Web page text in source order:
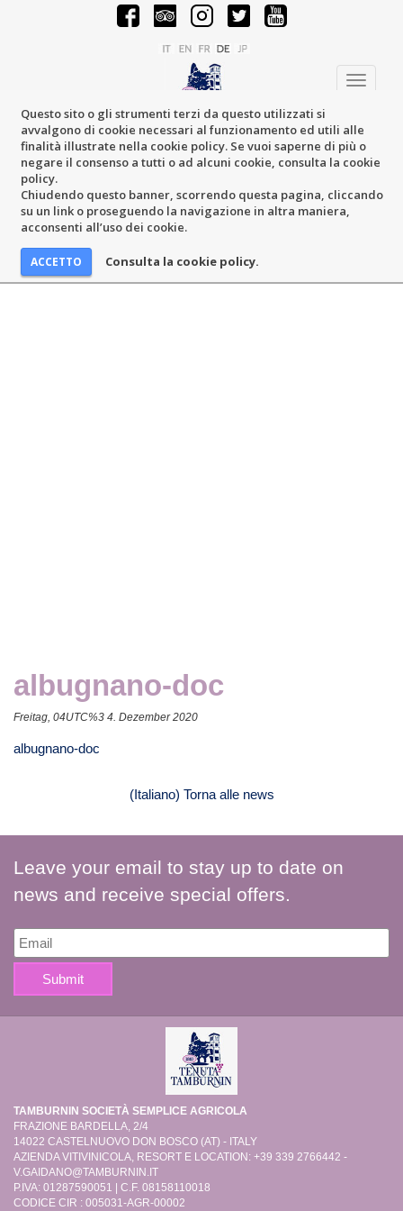
Questo sito o gli strumenti terzi da questo utilizzati si
avvalgono di cookie necessari al funzionamento ed utili alle
finalità illustrate nella cookie policy. Se vuoi saperne di più o
negare il consenso a tutti o ad alcuni cookie, consulta la cookie
policy.
Chiudendo questo banner, scorrendo questa pagina, cliccando
su un link o proseguendo la navigazione in altra maniera,
acconsenti all’uso dei cookie.
Consulta la cookie policy.
Toggle
albugnano-doc
Freitag, 04UTC%3 4. Dezember 2020
albugnano-doc
(Italiano) Torna alle news
Leave your email to stay up to date on
news and receive special offers.
TAMBURNIN SOCIETÀ SEMPLICE AGRICOLA
FRAZIONE BARDELLA, 2/4
14022 CASTELNUOVO DON BOSCO (AT) - ITALY
AZIENDA VITIVINICOLA, RESORT E LOCATION: +39 339 2766442 -
V.GAIDANO@TAMBURNIN.IT
P.IVA: 01287590051 | C.F. 08158110018
CODICE CIR : 005031-AGR-00002